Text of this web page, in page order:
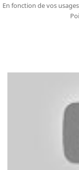
En fonction de vos